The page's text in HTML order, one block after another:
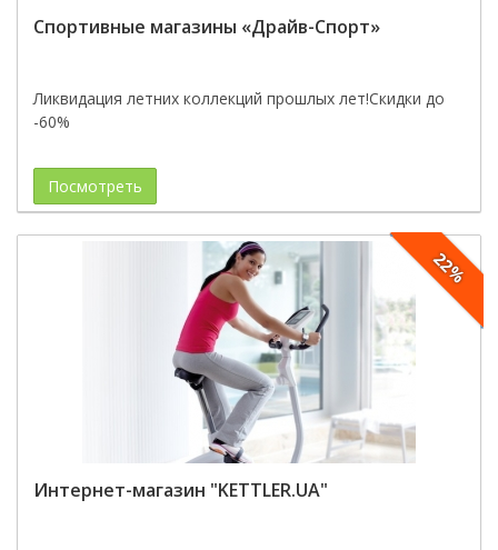
Спортивные магазины «Драйв-Спорт»
Ликвидация летних коллекций прошлых лет!Скидки до
-60%
Посмотреть
22%
Интернет-магазин "KETTLER.UA"